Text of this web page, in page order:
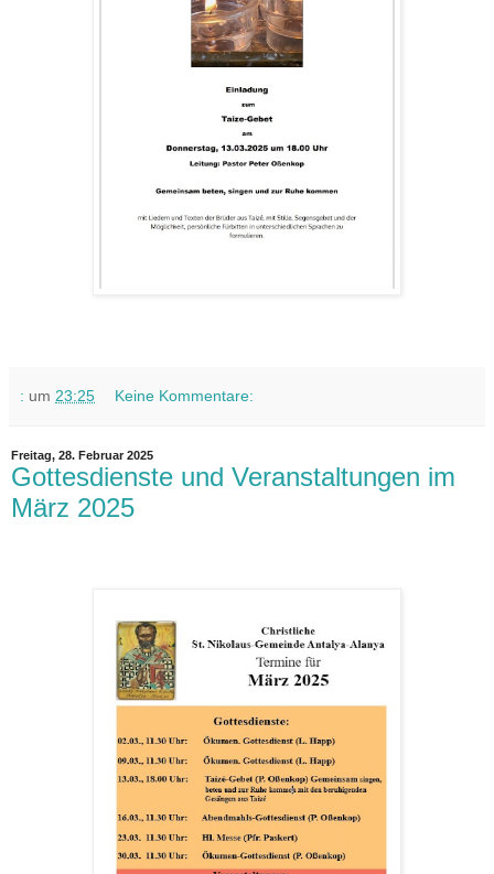
: um 23:25 Keine Kommentare:
Freitag, 28. Februar 2025
Gottesdienste und Veranstaltungen im
März 2025